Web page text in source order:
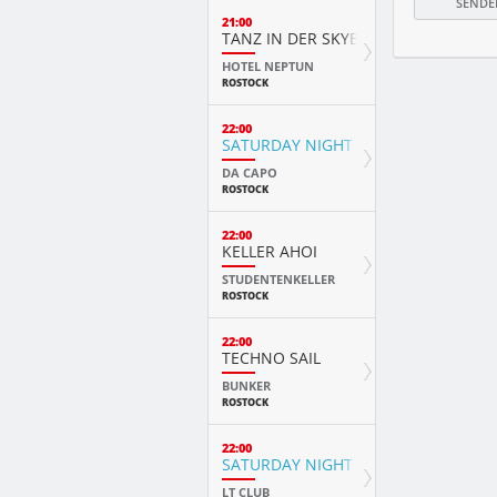
21:00
TANZ IN DER SKYBAR
HOTEL NEPTUN
ROSTOCK
22:00
SATURDAY NIGHT
DA CAPO
ROSTOCK
22:00
KELLER AHOI
STUDENTENKELLER
ROSTOCK
22:00
TECHNO SAIL
BUNKER
ROSTOCK
22:00
SATURDAY NIGHT FEVER
LT CLUB